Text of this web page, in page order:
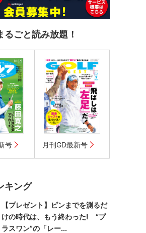
るごと読み放題！
号 月刊GD最新号
キング
【プレゼント】ピンまでを測るだ
けの時代は、もう終わった! “プ
ラスワン”の「レー...